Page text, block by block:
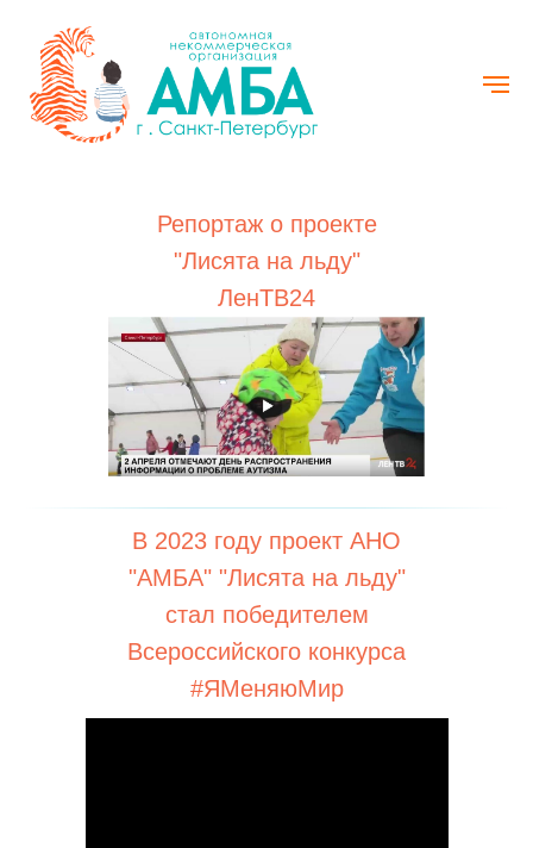
Репортаж о проекте
"Лисята на льду"
ЛенТВ24
В 2023 году проект АНО
"АМБА" "Лисята на льду"
стал победителем
Всероссийского конкурса
#ЯМеняюМир